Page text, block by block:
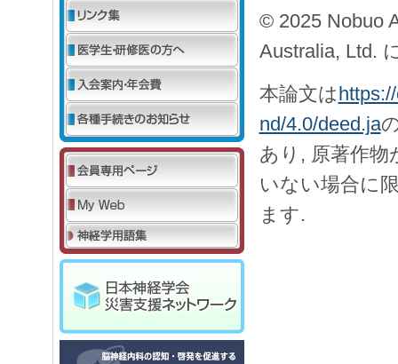
© 2025 Nobuo
Australia, Ltd.
本論文は
nd/4.0/deed.ja
あり, 原著作
いない場合に
ます.